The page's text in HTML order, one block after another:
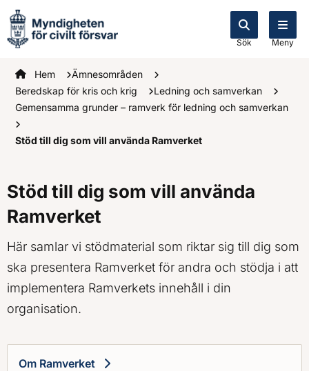
Sök Meny
Startsidan
Hem
Ämnesområden
Beredskap för kris och krig
Ledning och samverkan
Gemensamma grunder – ramverk för ledning och samverkan
Stöd till dig som vill använda Ramverket
Stöd till dig som vill använda
Ramverket
Här samlar vi stödmaterial som riktar sig till dig som
ska presentera Ramverket för andra och stödja i att
implementera Ramverkets innehåll i din
organisation.
Om Ramverket